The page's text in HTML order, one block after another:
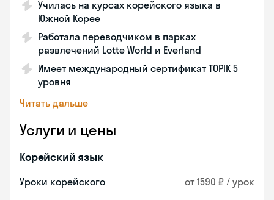
Училась на курсах корейского языка в
Южной Корее
Работала переводчиком в парках
развлечений Lotte World и Everland
Имеет международный сертификат TOPIK 5
уровня
Читать дальше
Услуги и цены
Корейский язык
Уроки корейского от 1590 ₽ / урок